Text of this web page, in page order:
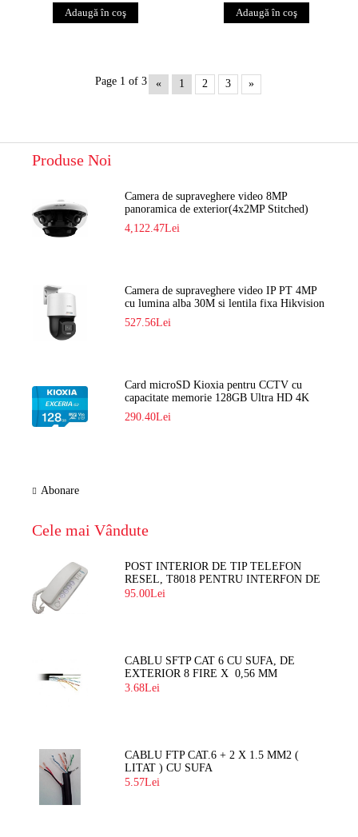
Page 1 of 3 « 1 2 3 »
Produse Noi
Camera de supraveghere video 8MP
panoramica de exterior(4x2MP Stitched)
Navaio NGC-7482PR
4,122.47Lei
Camera de supraveghere video IP PT 4MP
cu lumina alba 30M si lentila fixa Hikvision
DS-2DE2C400SCG-E F1
527.56Lei
Card microSD Kioxia pentru CCTV cu
capacitate memorie 128GB Ultra HD 4K
LMEX2L128GG2
290.40Lei
Abonare
Cele mai Vândute
POST INTERIOR DE TIP TELEFON
RESEL, T8018 PENTRU INTERFON DE
BLOC
95.00Lei
CABLU SFTP CAT 6 CU SUFA, DE
EXTERIOR 8 FIRE X 0,56 MM
3.68Lei
CABLU FTP CAT.6 + 2 X 1.5 MM2 (
LITAT ) CU SUFA
5.57Lei